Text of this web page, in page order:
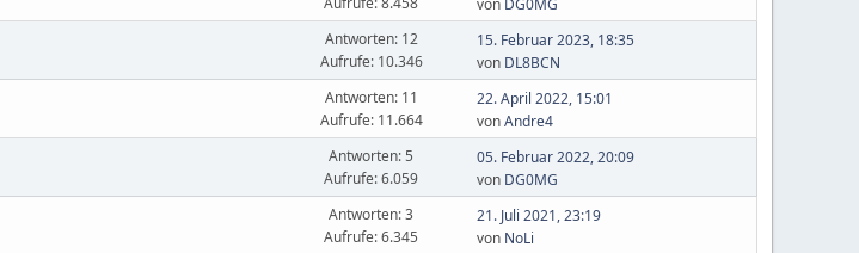
von DG0MG
Antworten: 12
Aufrufe: 10.346
15. Februar 2023, 18:35
von DL8BCN
Antworten: 11
Aufrufe: 11.664
22. April 2022, 15:01
vonAndre4
Antworten: 5
Aufrufe: 6.059
05. Februar 2022, 20:09
von DG0MG
Antworten: 3
Aufrufe: 6.345
21. Juli 2021, 23:19
von NoLi